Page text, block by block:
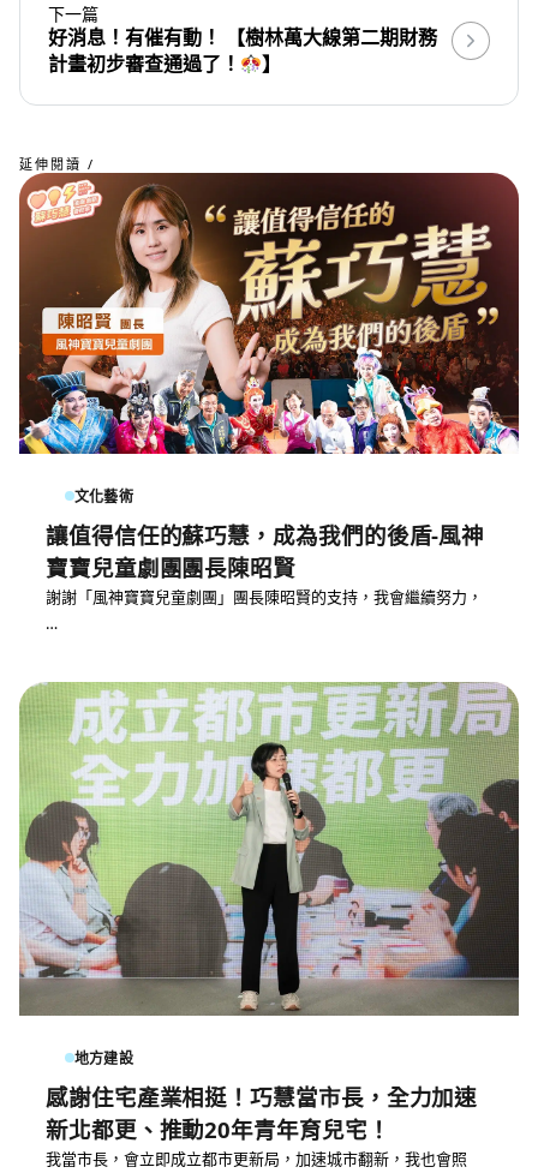
下一篇
好消息！有催有動！ 【樹林萬大線第二期財務
計畫初步審查通過了！
】
延伸閱讀 /
文化藝術
讓值得信任的蘇巧慧，成為我們的後盾-風神
寶寶兒童劇團團長陳昭賢
謝謝「風神寶寶兒童劇團」團長陳昭賢的支持，我會繼續努力，
…
地方建設
感謝住宅產業相挺！巧慧當市長，全力加速
新北都更、推動20年青年育兒宅！
我當市長，會立即成立都市更新局，加速城市翻新，我也會照